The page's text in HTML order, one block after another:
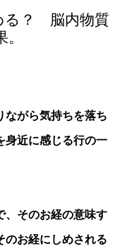
る？ 脳内物質
ながら気持ちを落ち
身近に感じる行の一
、そのお経の意味す
のお経にしめされる